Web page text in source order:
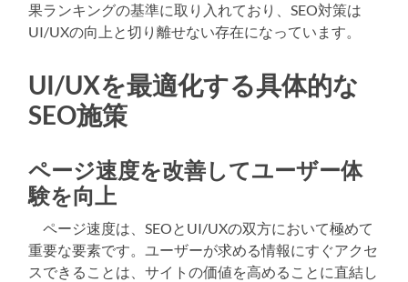
果ランキングの基準に取り入れており、SEO対策は
UI/UXの向上と切り離せない存在になっています。
UI/UXを最適化する具体的な
SEO施策
ページ速度を改善してユーザー体
験を向上
ページ速度は、SEOとUI/UXの双方において極めて
重要な要素です。ユーザーが求める情報にすぐアクセ
スできることは、サイトの価値を高めることに直結し